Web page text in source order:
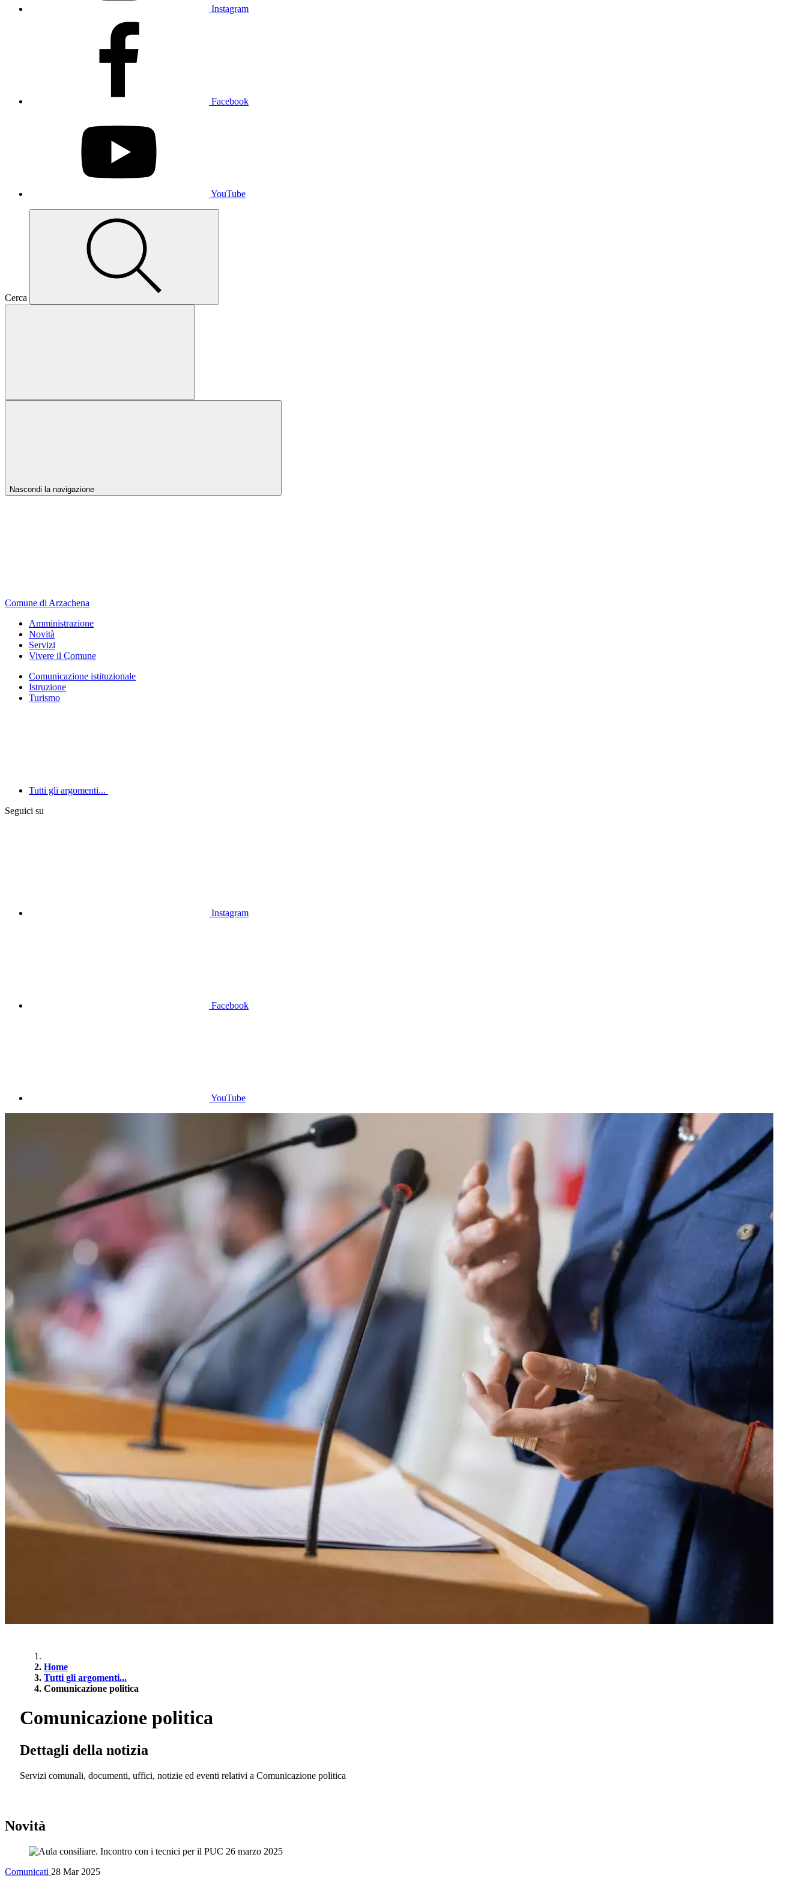
Instagram
Facebook
YouTube
Cerca
Nascondi la navigazione
Comune di Arzachena
Amministrazione
Novità
Servizi
Vivere il Comune
Comunicazione istituzionale
Istruzione
Turismo
Tutti gli argomenti...
Seguici su
Instagram
Facebook
YouTube
Home
Tutti gli argomenti...
Comunicazione politica
Comunicazione politica
Dettagli della notizia
Servizi comunali, documenti, uffici, notizie ed eventi relativi a Comunicazione politica
Novità
Comunicati 28 Mar 2025